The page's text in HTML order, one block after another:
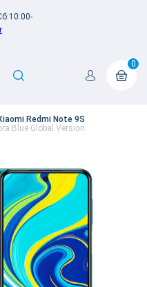
0
Redmi Note 9S
Blue Global Version